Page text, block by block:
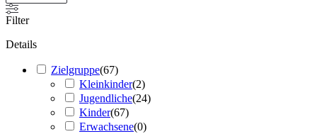
Filter
Details
Zielgruppe(67)
Kleinkinder(2)
Jugendliche(24)
Kinder(67)
Erwachsene(0)